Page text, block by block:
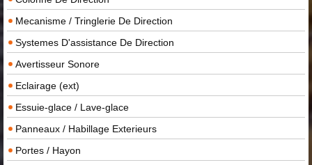
Mecanisme / Tringlerie De Direction
Systemes D'assistance De Direction
Avertisseur Sonore
Eclairage (ext)
Essuie-glace / Lave-glace
Panneaux / Habillage Exterieurs
Portes / Hayon